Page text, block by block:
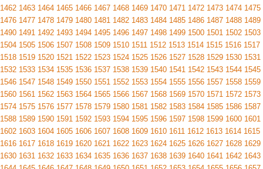
1462 1463 1464 1465 1466 1467 1468 1469 1470 1471 1472 1473 1474 1475
1476 1477 1478 1479 1480 1481 1482 1483 1484 1485 1486 1487 1488 1489
1490 1491 1492 1493 1494 1495 1496 1497 1498 1499 1500 1501 1502 1503
1504 1505 1506 1507 1508 1509 1510 1511 1512 1513 1514 1515 1516 1517
1518 1519 1520 1521 1522 1523 1524 1525 1526 1527 1528 1529 1530 1531
1532 1533 1534 1535 1536 1537 1538 1539 1540 1541 1542 1543 1544 1545
1546 1547 1548 1549 1550 1551 1552 1553 1554 1555 1556 1557 1558 1559
1560 1561 1562 1563 1564 1565 1566 1567 1568 1569 1570 1571 1572 1573
1574 1575 1576 1577 1578 1579 1580 1581 1582 1583 1584 1585 1586 1587
1588 1589 1590 1591 1592 1593 1594 1595 1596 1597 1598 1599 1600 1601
1602 1603 1604 1605 1606 1607 1608 1609 1610 1611 1612 1613 1614 1615
1616 1617 1618 1619 1620 1621 1622 1623 1624 1625 1626 1627 1628 1629
1630 1631 1632 1633 1634 1635 1636 1637 1638 1639 1640 1641 1642 1643